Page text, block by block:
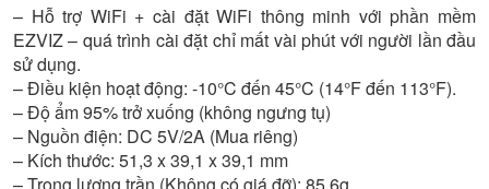
– Hỗ trợ WiFi + cài đặt WiFi thông minh với phần mềm
EZVIZ – quá trình cài đặt chỉ mất vài phút với người lần đầu
sử dụng.
– Điều kiện hoạt động: -10°C đến 45°C (14°F đến 113°F).
– Độ ẩm 95% trở xuống (không ngưng tụ)
– Nguồn điện: DC 5V/2A (Mua riêng)
– Kích thước: 51,3 x 39,1 x 39,1 mm